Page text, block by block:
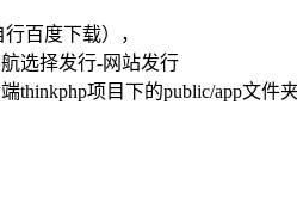
百度下载），
选择发行-网站发行
thinkphp项目下的public/app文件